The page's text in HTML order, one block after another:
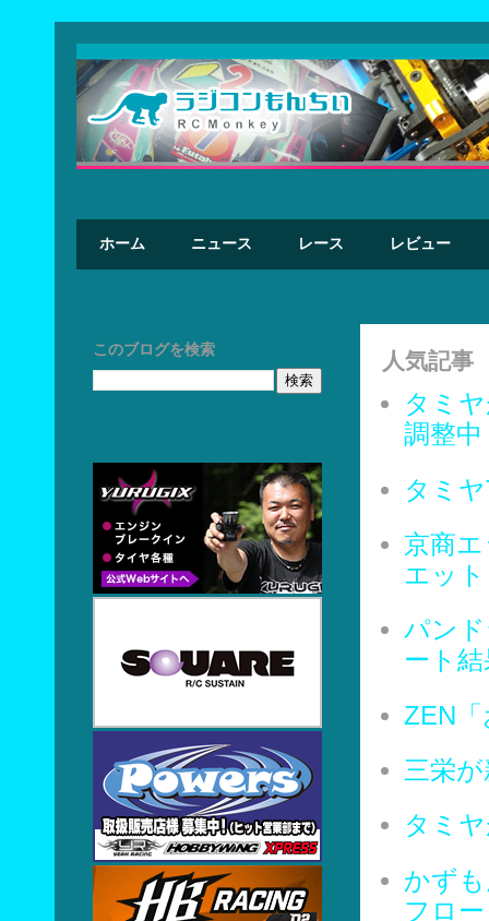
ホーム ニュース レース レビュー
人気記事
タミ
調整中
タミ
京商
エッ
パン
ート
ZEN
三栄
タミ
かず
フロ
このブログを検索